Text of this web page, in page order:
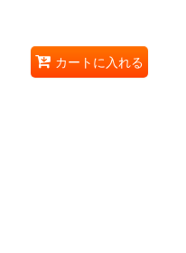
カートに入れる